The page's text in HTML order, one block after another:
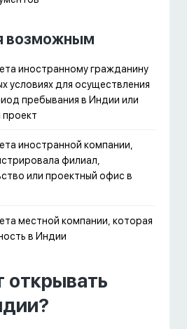
возможным
иностранному гражданину
условиях для осуществления
пребывания в Индии или
иностранной компании,
филиал,
или проектный офис в
местной компании, которая
в Индии
открывать